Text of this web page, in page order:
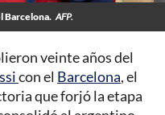
Barcelona. AFP.
veinte años del
con el Barcelona, el
que forjó la etapa